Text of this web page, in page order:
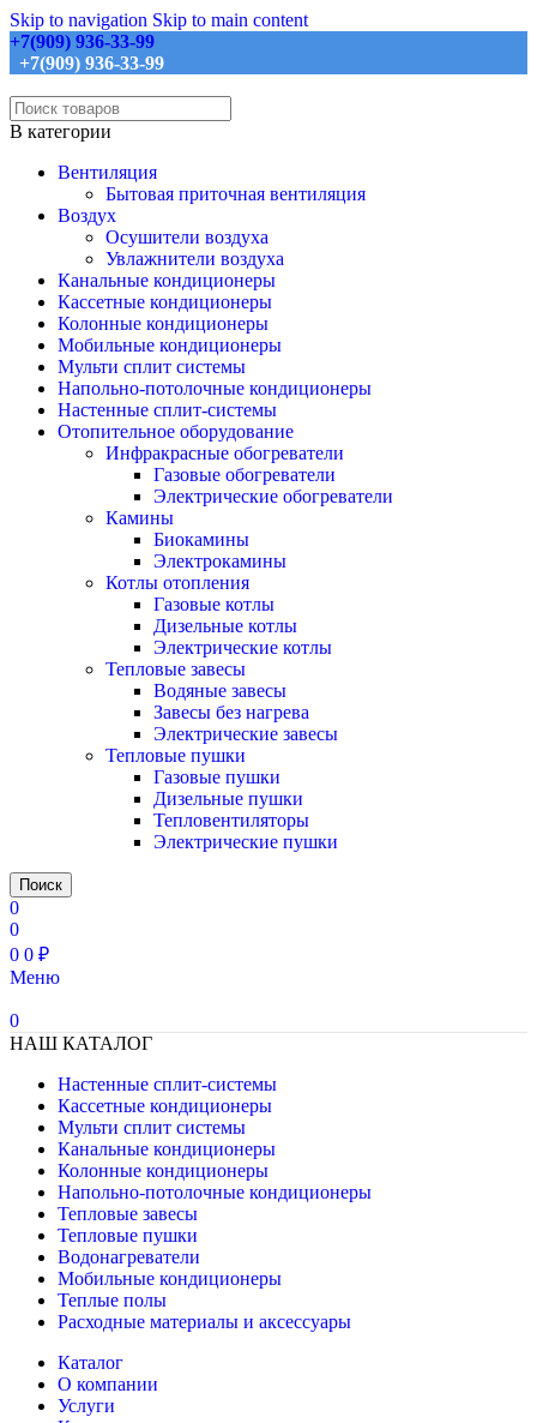
Skip to navigation Skip to main content
+7(909) 936-33-99
+7(909) 936-33-99
В категории
Вентиляция
Бытовая приточная вентиляция
Воздух
Осушители воздуха
Увлажнители воздуха
Канальные кондиционеры
Кассетные кондиционеры
Колонные кондиционеры
Мобильные кондиционеры
Мульти сплит системы
Напольно-потолочные кондиционеры
Настенные сплит-системы
Отопительное оборудование
Инфракрасные обогреватели
Газовые обогреватели
Электрические обогреватели
Камины
Биокамины
Электрокамины
Котлы отопления
Газовые котлы
Дизельные котлы
Электрические котлы
Тепловые завесы
Водяные завесы
Завесы без нагрева
Электрические завесы
Тепловые пушки
Газовые пушки
Дизельные пушки
Тепловентиляторы
Электрические пушки
Поиск
0
0
0 0 ₽
Меню
0
НАШ КАТАЛОГ
Настенные сплит-системы
Кассетные кондиционеры
Мульти сплит системы
Канальные кондиционеры
Колонные кондиционеры
Напольно-потолочные кондиционеры
Тепловые завесы
Тепловые пушки
Водонагреватели
Мобильные кондиционеры
Теплые полы
Расходные материалы и аксессуары
Каталог
О компании
Услуги